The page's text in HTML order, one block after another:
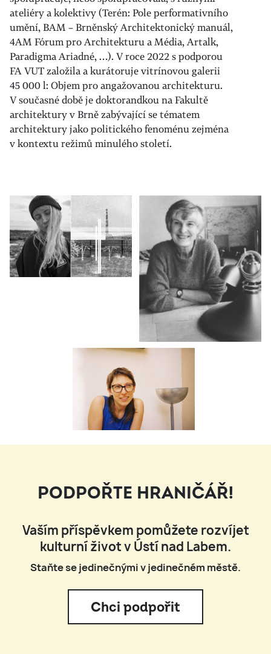
ateliéry a kolektivy (Terén: Pole performativního
umění, BAM – Brněnský Architektonický manuál,
4AM Fórum pro Architekturu a Média, Artalk,
Paradigma Ariadné, …). V roce 2022 s podporou
FA VUT založila a kurátoruje vitrínovou galerii
45 000 l: Objem pro angažovanou architekturu.
V současné době je doktorandkou na Fakultě
architektury v Brně zabývající se tématem
architektury jako politického fenoménu zejména
v kontextu režimů minulého století.
PODPOŘTE HRANIČÁŘ!
Vaším příspěvkem pomůžete rozvíjet
kulturní život v Ústí nad Labem.
Staňte se jedinečnými v jedinečném městě.
Chci podpořit